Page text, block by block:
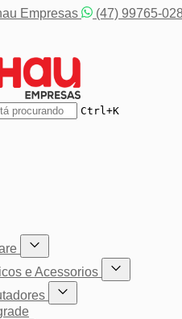
Empresas (47) 99765-
Buscar
Ctrl+K
Mostrar submenu para a
e Acessorios
Mostrar
Mostrar submenu para a